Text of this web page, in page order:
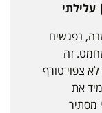
נפגשים
זה
צפוי טורף
את
מסתיר